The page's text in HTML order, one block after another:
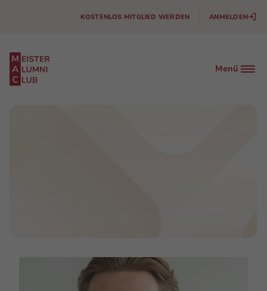
KOSTENLOS MITGLIED WERDEN ANMELDEN
Menü